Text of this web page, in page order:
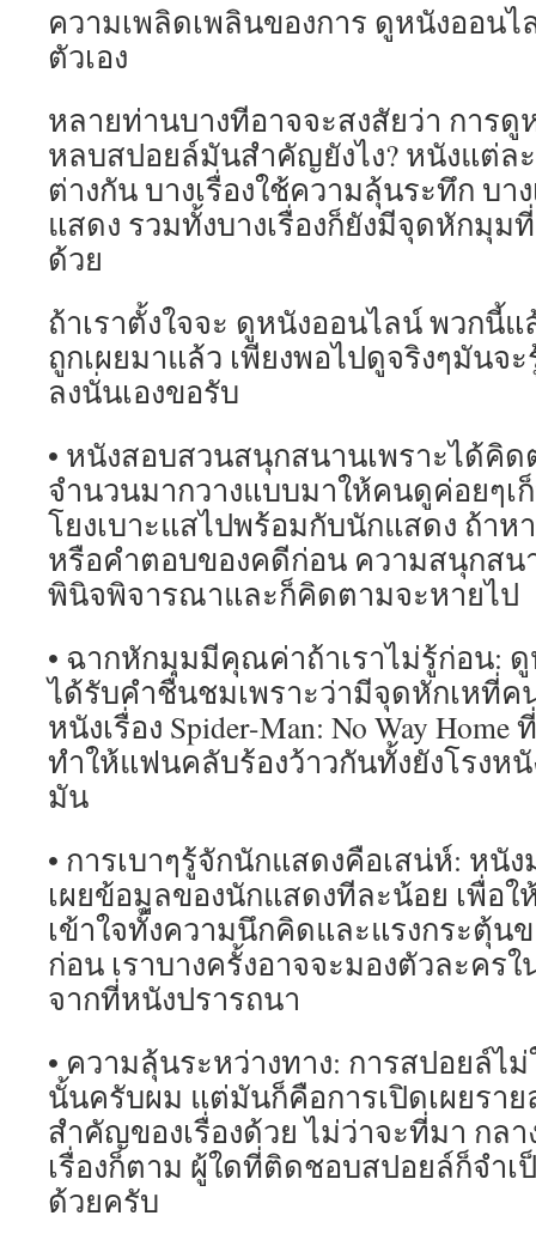
ความเพลิดเพลินของการ ดูหนังออน
ตัวเอง
หลายท่านบางทีอาจจะสงสัยว่า การ
หลบสปอยล์มันสำคัญยังไง? หนังแต่ล
ต่างกัน บางเรื่องใช้ความลุ้นระทึก บา
แสดง รวมทั้งบางเรื่องก็ยังมีจุดหักมุ
ด้วย
ถ้าเราตั้งใจจะ ดูหนังออนไลน์ พวกนี้
ถูกเผยมาแล้ว เพียงพอไปดูจริงๆมันจ
ลงนั่นเองขอรับ
• หนังสอบสวนสนุกสนานเพราะได้คิ
จำนวนมากวางแบบมาให้คนดูค่อยๆเ
โยงเบาะแสไปพร้อมกับนักแสดง ถ้าห
หรือคำตอบของคดีก่อน ความสนุกสน
พินิจพิจารณาและก็คิดตามจะหายไป
• ฉากหักมุมมีคุณค่าถ้าเราไม่รู้ก่อน:
ได้รับคำชื่นชมเพราะว่ามีจุดหักเหที่ค
หนังเรื่อง Spider-Man: No Way
ทำให้แฟนคลับร้องว้าวกันทั้งยังโรงห
มัน
• การเบาๆรู้จักนักแสดงคือเสน่ห์: หนั
เผยข้อมูลของนักแสดงทีละน้อย เพื่อใ
เข้าใจทั้งความนึกคิดและแรงกระตุ้น
ก่อน เราบางครั้งอาจจะมองตัวละคร
จากที่หนังปรารถนา
• ความลุ้นระหว่างทาง: การสปอยล์ไ
นั้นครับผม แต่มันก็คือการเปิดเผยราย
สำคัญของเรื่องด้วย ไม่ว่าจะที่มา กลา
เรื่องก็ตาม ผู้ใดที่ติดชอบสปอยล์ก็จำ
ด้วยครับ